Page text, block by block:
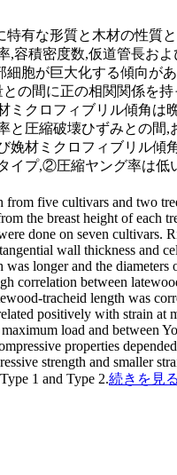
有な形質と木材の性質
積密度数,仮道管長お
細胞が巨大化する傾向が
の間に正の相関関係を
クロフィブリル傾角
圧縮破壊ひずみとの間
材ミクロフィブリル
プ,②圧縮ヤング率は
from five cultivars and two
the breast height of each
done on seven cultivars.
wall thickness and
longer and the
between
tracheid length was
positively with strain
load and between
properties
strength and smaller
1 and Type 2.続きを見る